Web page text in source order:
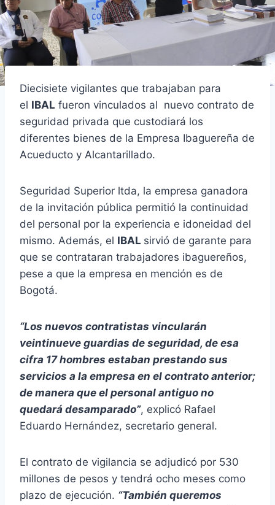
Diecisiete vigilantes que trabajaban para
el IBAL fueron vinculados al nuevo contrato de
seguridad privada que custodiará los
diferentes bienes de la Empresa Ibaguereña de
Acueducto y Alcantarillado.
Seguridad Superior ltda, la empresa ganadora
de la invitación pública permitió la continuidad
del personal por la experiencia e idoneidad del
mismo. Además, el IBAL sirvió de garante para
que se contrataran trabajadores ibaguereños,
pese a que la empresa en mención es de
Bogotá.
“Los nuevos contratistas vincularán
veintinueve guardias de seguridad, de esa
cifra 17 hombres estaban prestando sus
servicios a la empresa en el contrato anterior;
de manera que el personal antiguo no
quedará desamparado”, explicó Rafael
Eduardo Hernández, secretario general.
El contrato de vigilancia se adjudicó por 530
millones de pesos y tendrá ocho meses como
plazo de ejecución. “También queremos